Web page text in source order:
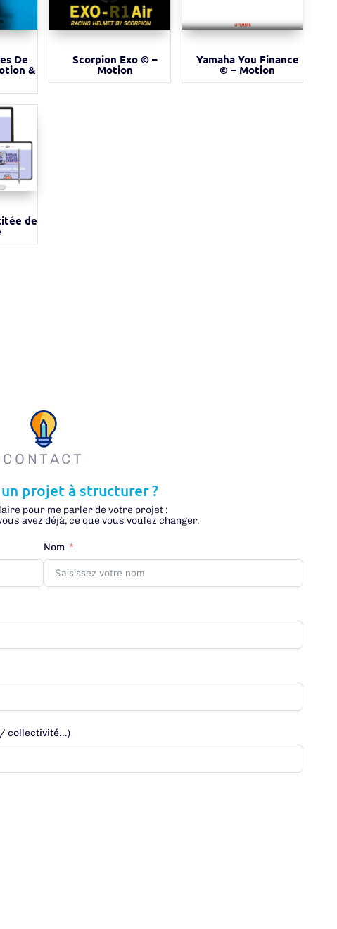
De
&
Scorpion Exo © –
Motion
Yamaha You Finance
© – Motion
de
CONTACT
projet à structurer ?
pour me parler de votre projet :
avez déjà, ce que vous voulez changer.
Nom
collectivité...)